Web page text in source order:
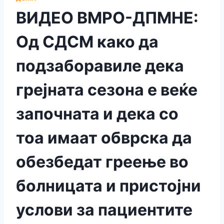
ВИДЕО ВМРО-ДПМНЕ:
Од СДСМ како да
подзаборавиле дека
грејната сезона е веќе
започната и дека со
тоа имаат обврска да
обезбедат греење во
болницата и пристојни
услови за пациентите